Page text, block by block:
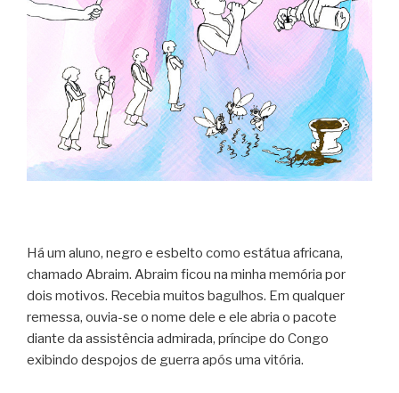
Há um aluno, negro e esbelto como estátua africana,
chamado Abraim. Abraim ficou na minha memória por
dois motivos. Recebia muitos bagulhos. Em qualquer
remessa, ouvia-se o nome dele e ele abria o pacote
diante da assistência admirada, príncipe do Congo
exibindo despojos de guerra após uma vitória.